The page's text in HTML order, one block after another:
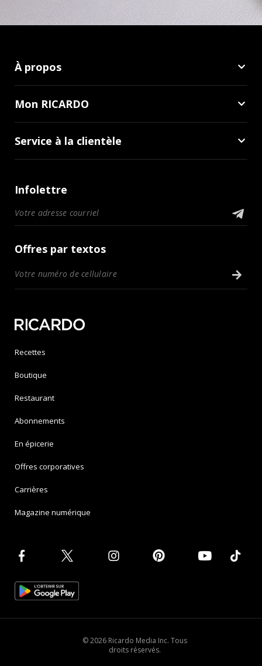
À propos
Mon RICARDO
Service à la clientèle
Infolettre
Offres par textos
Recettes
Boutique
Restaurant
Abonnements
En épicerie
Offres corporatives
Carrières
Magazine numérique
© 2026 Ricardo Media Inc. Tous
droits réservés.